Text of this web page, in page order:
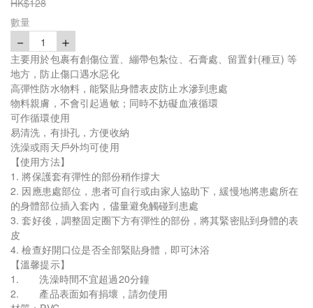
HK$128
數量
－ 1 ＋
主要用於包裹有創傷位置、繃帶包紮位、石膏處、留置針(種豆) 等
地方，防止傷口遇水惡化
高彈性防水物料，能緊貼身體表皮防止水滲到患處
物料親膚，不會引起過敏；同時不妨礙血液循環
可作循環使用
易清洗，有掛孔，方便收納
洗澡或雨天戶外均可使用
【使用方法】
1. 將保護套有彈性的部份稍作撐大
2. 因應患處部位，患者可自行或由家人協助下，緩慢地將患處所在
的身體部位插入套內，儘量避免觸碰到患處
3. 套好後，調整固定圈下方有彈性的部份，將其緊密貼到身體的表
皮
4. 檢查好開口位是否全部緊貼身體，即可沐浴
【溫馨提示】
1. 洗澡時間不宜超過20分鐘
2. 產品表面如有捐壞，請勿使用